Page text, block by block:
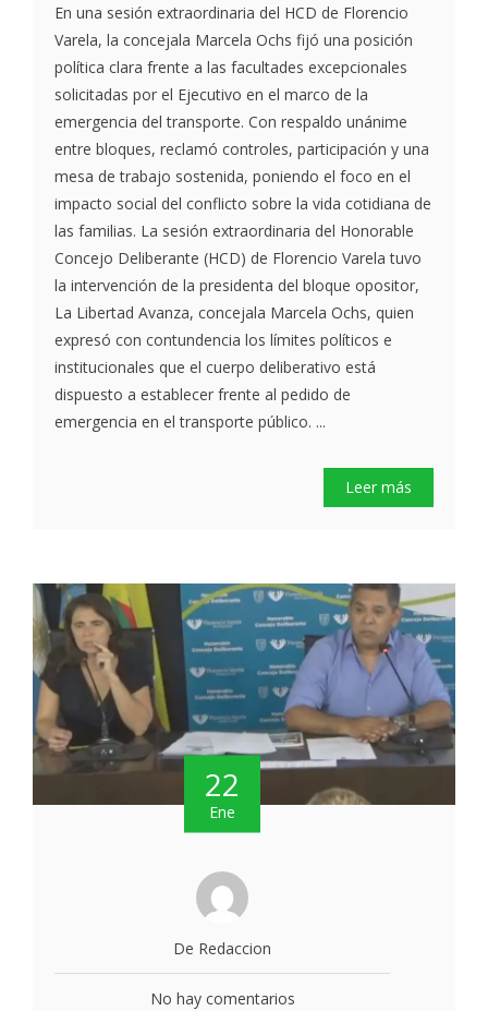
En una sesión extraordinaria del HCD de Florencio
Varela, la concejala Marcela Ochs fijó una posición
política clara frente a las facultades excepcionales
solicitadas por el Ejecutivo en el marco de la
emergencia del transporte. Con respaldo unánime
entre bloques, reclamó controles, participación y una
mesa de trabajo sostenida, poniendo el foco en el
impacto social del conflicto sobre la vida cotidiana de
las familias. La sesión extraordinaria del Honorable
Concejo Deliberante (HCD) de Florencio Varela tuvo
la intervención de la presidenta del bloque opositor,
La Libertad Avanza, concejala Marcela Ochs, quien
expresó con contundencia los límites políticos e
institucionales que el cuerpo deliberativo está
dispuesto a establecer frente al pedido de
emergencia en el transporte público. ...
Leer más
22
Ene
De Redaccion
No hay comentarios